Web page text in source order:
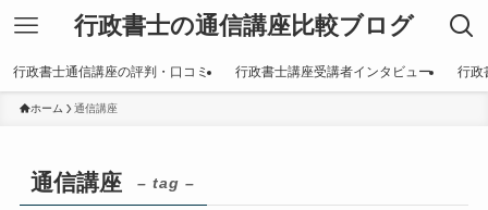
行政書士の通信講座比較ブログ
行政書士通信講座の評判・口コミ 行政書士講座受講者インタビュー 行政
ホーム 通信講座
通信講座 – tag –